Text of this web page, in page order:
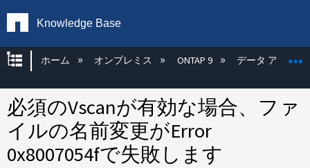
Knowledge Base
グローバル階層を展開/折りたたむ
ホーム オンプレミス ONTAP 9 データ アクセス
必須のVscanが有効な場合、ファ
イルの名前変更がError
0x8007054fで失敗します